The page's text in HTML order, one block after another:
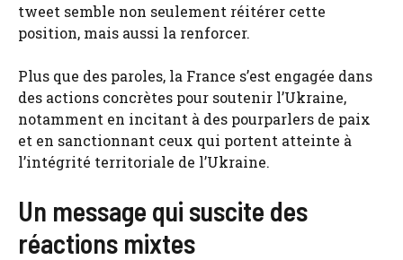
tweet semble non seulement réitérer cette
position, mais aussi la renforcer.
Plus que des paroles, la France s’est engagée dans
des actions concrètes pour soutenir l’Ukraine,
notamment en incitant à des pourparlers de paix
et en sanctionnant ceux qui portent atteinte à
l’intégrité territoriale de l’Ukraine.
Un message qui suscite des
réactions mixtes